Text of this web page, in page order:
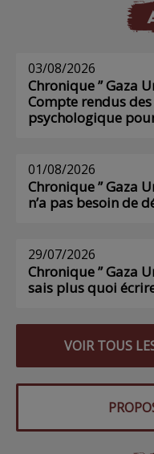
03/08/2026
Chronique ” Gaza
Compte rendus
psychologique
01/08/2026
Chronique ” Gaza
n’a pas besoin de
29/07/2026
Chronique ” Gaza
sais plus quoi
VOIR TOUS